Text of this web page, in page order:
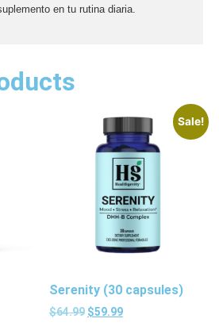
en tu rutina diaria.
Sale!
Serenity (30 capsules)
$64.99 $59.99